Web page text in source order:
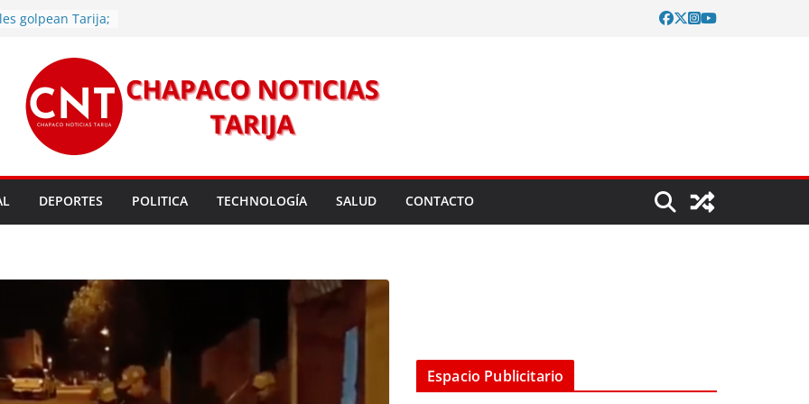
golpean Tarija;
de energía
Mundial a vecinos
Tarija
11,37 este
nuevo
legales para
para un nuevo
DEPORTES POLITICA TECHNOLOGÍA SALUD CONTACTO
Espacio Publicitario